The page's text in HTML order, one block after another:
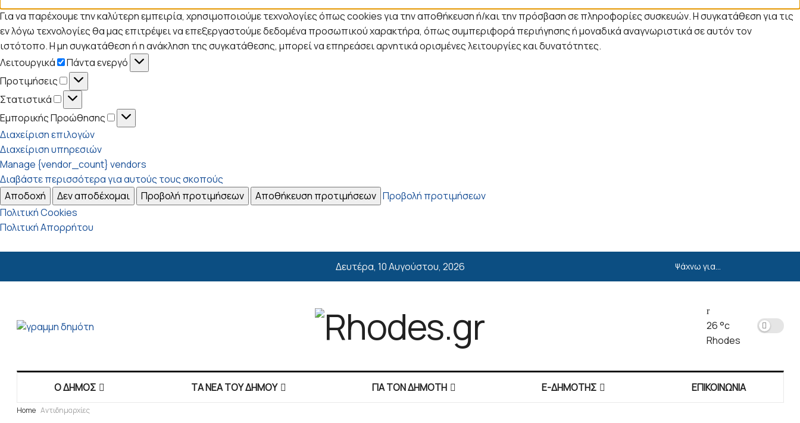
Για να παρέχουμε την καλύτερη εμπειρία, χρησιμοποιούμε τεχνολογίες όπως cookies για την αποθήκευση ή/και την πρόσβαση σε πληροφορίες συσκευών. Η συγκατάθεση για τις
εν λόγω τεχνολογίες θα μας επιτρέψει να επεξεργαστούμε δεδομένα προσωπικού χαρακτήρα, όπως συμπεριφορά περιήγησης ή μοναδικά αναγνωριστικά σε αυτόν τον
ιστότοπο. Η μη συγκατάθεση ή η ανάκληση της συγκατάθεσης, μπορεί να επηρεάσει αρνητικά ορισμένες λειτουργίες και δυνατότητες.
Λειτουργικά
Λειτουργικά
Πάντα ενεργό
Προτιμήσεις
Προτιμήσεις
Στατιστικά
Στατιστικά
Εμπορικής Προώθησης
Εμπορικής
Προώθησης
Διαχείριση επιλογών
Διαχείριση υπηρεσιών
Manage {vendor_count} vendors
Διαβάστε περισσότερα για αυτούς τους σκοπούς
Αποδοχή
Δεν αποδέχομαι Προβολή προτιμήσεων Αποθήκευση προτιμήσεων Προβολή προτιμήσεων
Πολιτική Cookies
Πολιτική Απορρήτου
Δευτέρα, 10 Αυγούστου, 2026
26°c
Rhodes
Ο ΔΗΜΟΣ ΤΑ ΝΕΑ ΤΟΥ ΔΗΜΟΥ ΓΙΑ ΤΟΝ ΔΗΜΟΤΗ E-ΔΗΜΟΤΗΣ ΕΠΙΚΟΙΝΩΝΙΑ
Home Αντιδημαρχίες